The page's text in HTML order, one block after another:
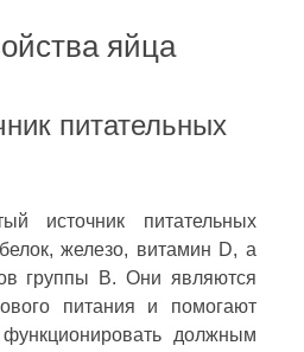
яйца
питательных
источник питательных
железо, витамин D, а
группы В. Они являются
питания и помогают
должным